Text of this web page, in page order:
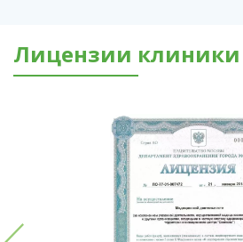
Лицензии клиники